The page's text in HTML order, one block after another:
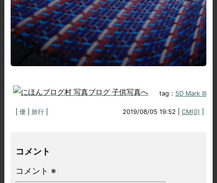
tag： 5D Mark III
優| 旅行| 2019/08/05 19:52 |CM(0)
コメント
コメント ※